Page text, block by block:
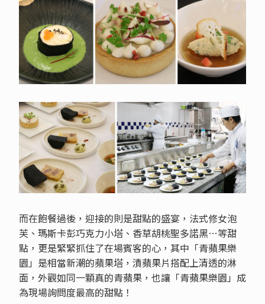
而在飽餐過後，迎接的則是甜點的盛宴，法式修女泡
芙、瑪斯卡彭巧克力小塔、香草胡桃聖多諾黑…等甜
點，更是緊緊抓住了在場賓客的心，其中「青蘋果樂
園」是相當新潮的蘋果塔，漬蘋果片搭配上清透的淋
面，外觀如同一顆真的青蘋果，也讓「青蘋果樂園」成
為現場詢問度最高的甜點！